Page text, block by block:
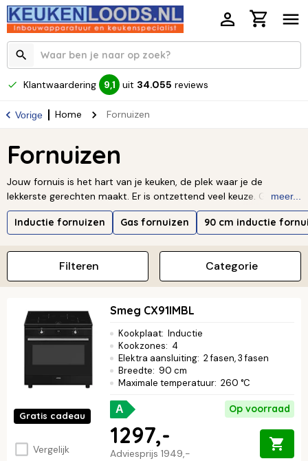
Klantwaardering 9,1 uit 34.055 reviews
Vorige Home Fornuizen
Fornuizen
Jouw fornuis is het hart van je keuken, de plek waar je de
lekkerste gerechten maakt. Er is ontzettend veel keuze. Ga je
voor een traditioneelgasfornuis, of past een moderne
elektrische variant met een keramische of
inductiekookplaat
breed fornuis met meerdere ovens, er is altijd een perfecte
match voor jouw kookstijl.
meer...
Inductie fornuizen Gas fornuizen 90 cm inductie
Categorie
Filteren
Gratis cadeau
Vergelijk
Smeg CX91IMBL
Kookplaat: Inductie
Kookzones: 4
Elektra aansluiting: 2 fasen, 3 fasen
Breedte: 90 cm
Maximale temperatuur: 260 °C
A Op voorraad
Adviesprijs 1949,-
1297,-